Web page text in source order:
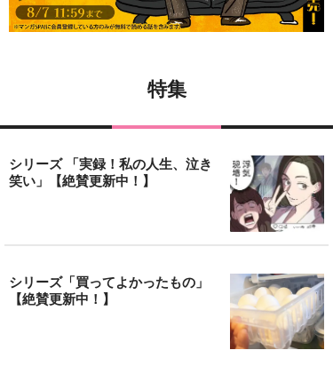
特集
シリーズ 「実録！私の人生、泣き
笑い」【絶賛更新中！】
シリーズ「買ってよかったもの」
【絶賛更新中！】